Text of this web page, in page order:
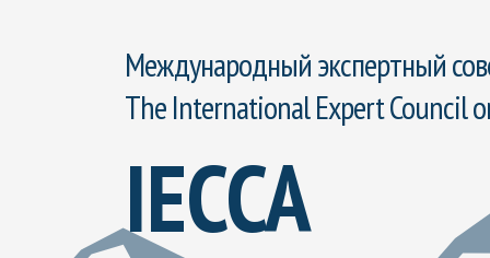
Международный экспертный
The International Expert Council
IECCA